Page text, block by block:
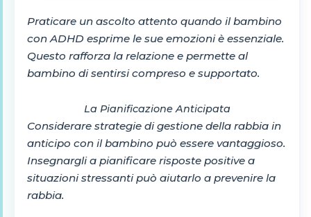
Praticare un ascolto attento quando il bambino
con ADHD esprime le sue emozioni è essenziale.
Questo rafforza la relazione e permette al
bambino di sentirsi compreso e supportato.
La Pianificazione Anticipata
Considerare strategie di gestione della rabbia in
anticipo con il bambino può essere vantaggioso.
Insegnargli a pianificare risposte positive a
situazioni stressanti può aiutarlo a prevenire la
rabbia.